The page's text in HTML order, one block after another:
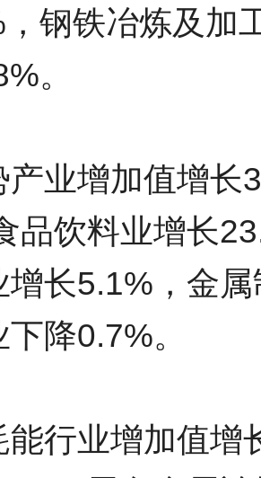
钢铁冶炼及加
。
产业增加值增长
品饮料业增长
增长5.1%，金
降0.7%。
能行业增加值增